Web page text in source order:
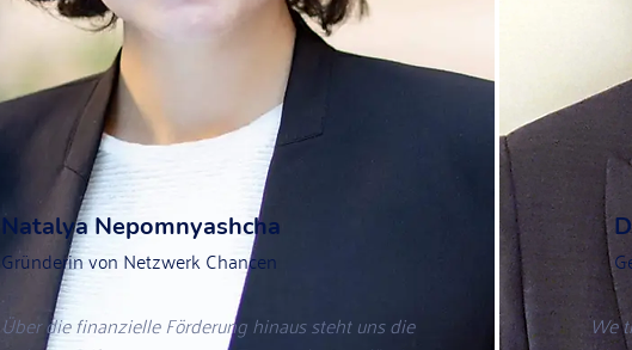
Natalya Nepomnyashcha
Gründerin von Netzwerk Chancen
Über die finanzielle Förderung hinaus steht uns die
We